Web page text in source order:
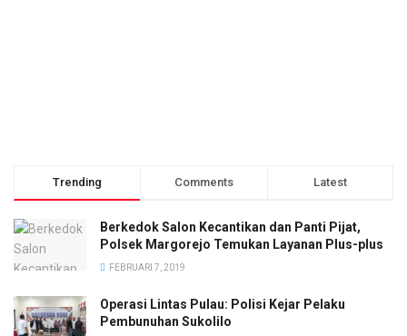
Trending Comments Latest
Berkedok Salon Kecantikan dan Panti Pijat,
Polsek Margorejo Temukan Layanan Plus-plus
FEBRUARI 7, 2019
Operasi Lintas Pulau: Polisi Kejar Pelaku
Pembunuhan Sukolilo